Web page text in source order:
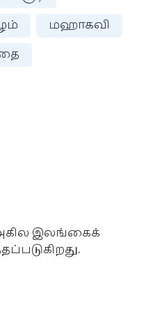
மஹாகவி
இலங்கைக்